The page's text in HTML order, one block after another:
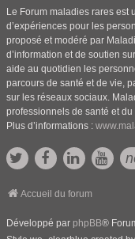
Le Forum maladies rares est
d’expériences pour les
proposé et modéré par
d’information et de soutien
aide au quotidien les
parcours de santé et de vie,
sur les réseaux sociaux.
professionnels de santé et
Plus d’informations :
Accueil du forum
Développé par phpBB®